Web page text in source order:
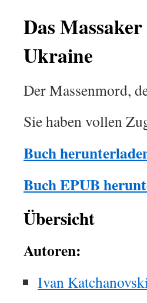
Das
Ukraine
Der Massenmord,
Sie haben vollen
Buch
Buch EPUB
Übersicht
Autoren:
Ivan